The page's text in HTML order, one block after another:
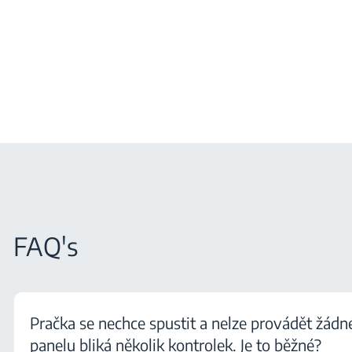
FAQ's
Pračka se nechce spustit a nelze provádět
panelu bliká několik kontrolek. Je to běžné?